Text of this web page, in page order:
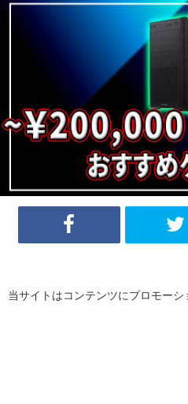
当サイトはコンテンツにプロモー